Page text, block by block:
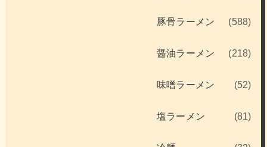
豚骨ラーメン (588)
醤油ラーメン (218)
味噌ラーメン (52)
塩ラーメン (81)